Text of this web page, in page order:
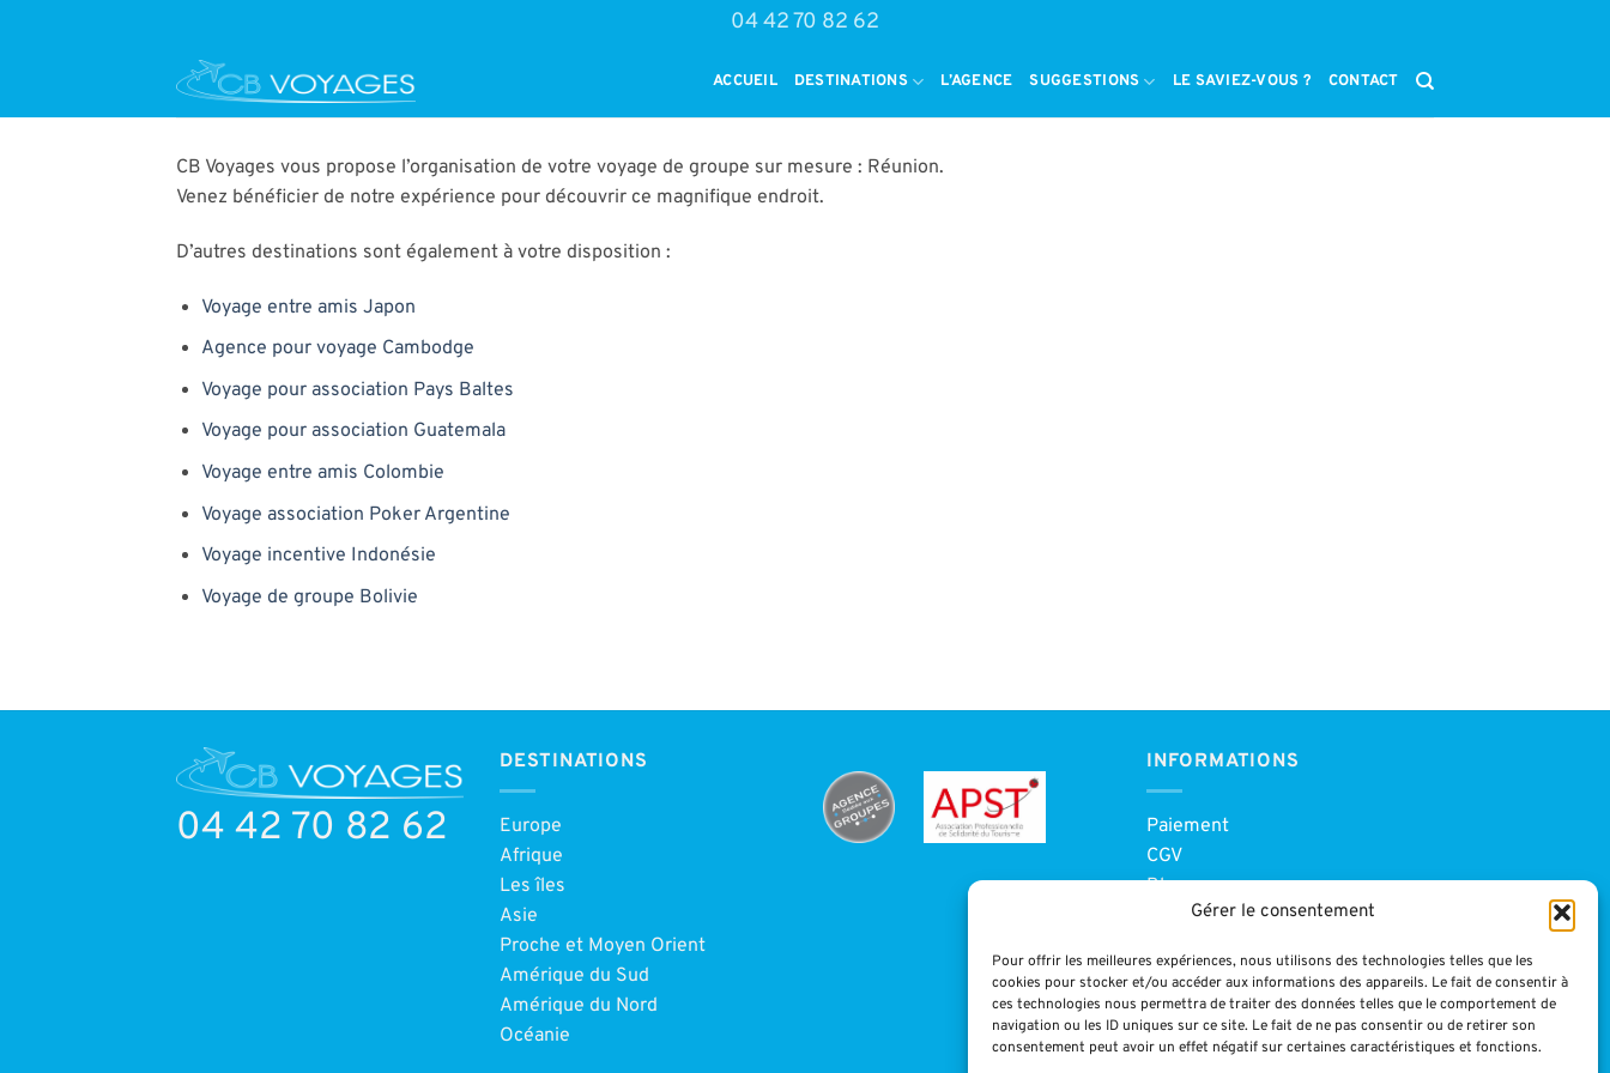
Gérer le consentement
Pour offrir les meilleures expériences, nous utilisons des technologies telles que les
cookies pour stocker et/ou accéder aux informations des appareils. Le fait de consentir à
ces technologies nous permettra de traiter des données telles que le comportement de
navigation ou les ID uniques sur ce site. Le fait de ne pas consentir ou de retirer son
consentement peut avoir un effet négatif sur certaines caractéristiques et fonctions.
04 42 70 82 62
ACCUEIL DESTINATIONS L’AGENCE SUGGESTIONS LE SAVIEZ-VOUS ? CONTACT
CB Voyages vous propose l’organisation de votre voyage de groupe sur mesure : Réunion.
Venez bénéficier de notre expérience pour découvrir ce magnifique endroit.
D’autres destinations sont également à votre disposition :
Voyage entre amis Japon
Agence pour voyage Cambodge
Voyage pour association Pays Baltes
Voyage pour association Guatemala
Voyage entre amis Colombie
Voyage association Poker Argentine
Voyage incentive Indonésie
Voyage de groupe Bolivie
04 42 70 82 62
DESTINATIONS
Europe
Afrique
Les îles
Asie
Proche et Moyen Orient
Amérique du Sud
Amérique du Nord
Océanie
INFORMATIONS
Paiement
CGV
Blog
Mentions légales